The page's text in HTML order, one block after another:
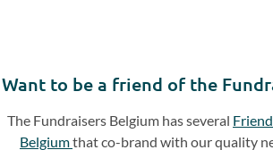
Want to be a friend of the
The Fundraisers Belgium has several
Belgiumthat co-brand with our quality